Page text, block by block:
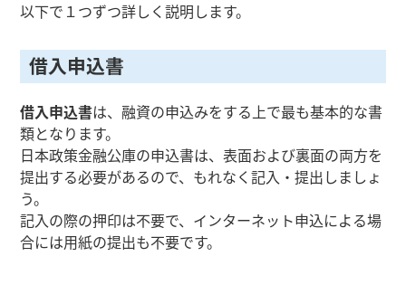
以下で１つずつ詳しく説明します。
借入申込書
借入申込書は、融資の申込みをする上で最も基本的な書
類となります。
日本政策金融公庫の申込書は、表面および裏面の両方を
提出する必要があるので、もれなく記入・提出しましょ
う。
記入の際の押印は不要で、インターネット申込による場
合には用紙の提出も不要です。